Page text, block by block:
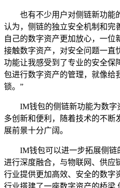
也有不少用户对侧链新功能
认为，侧链的独立安全机制和完
自己的数字资产更加放心，一位
接触数字资产，对安全问题一直
功能让我感受到了专业的安全保
包进行数字资产的管理，就像给
锁。”
IM钱包的侧链新功能为数
多创新和便利，随着技术的不断
展前景十分广阔。
IM钱包可以进一步拓展侧
进行深度融合，与物联网、供应
行业提供更加高效、安全的数字